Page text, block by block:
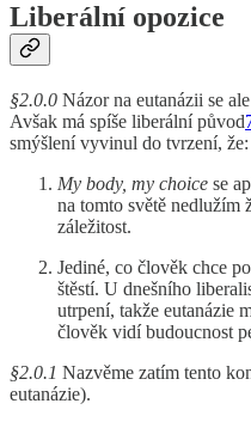
Liberální opozice
§2.0.0 Názor na eutanázii se
Avšak má spíše liberální původ
smýšlení vyvinul do tvrzení, že:
My body, my choice se
na tomto světě
záležitost.
Jediné, co člověk chce
štěstí. U dnešního
utrpení, takže eutanázie
člověk vidí budoucnost
§2.0.1 Nazvěme zatím tento
eutanázie).